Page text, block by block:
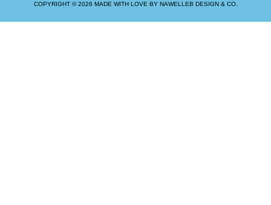
COPYRIGHT © 2026 MADE WITH LOVE BY NAWELLEB DESIGN & CO.